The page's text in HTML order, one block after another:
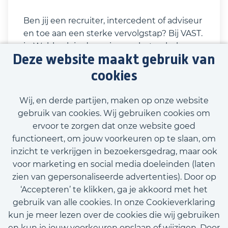
Deze website maakt gebruik van
cookies
Wij, en derde partijen, maken op onze website
gebruik van cookies. Wij gebruiken cookies om
ervoor te zorgen dat onze website goed
functioneert, om jouw voorkeuren op te slaan, om
inzicht te verkrijgen in bezoekersgedrag, maar ook
voor marketing en social media doeleinden (laten
zien van gepersonaliseerde advertenties). Door op
‘Accepteren’ te klikken, ga je akkoord met het
gebruik van alle cookies. In onze Cookieverklaring
kun je meer lezen over de cookies die wij gebruiken
Ben jij een recruiter, intercedent of adviseur
en toe aan een sterke vervolgstap? Bij VAST.
in Wehl pak je de regie over het gehele
proces van de eerste klantvraag tot de
definitieve plaatsing. Je acteert op zowel
volwaardig gesprekspartner op het gebied
van recruitment en sourcing adviseer je
ondernemers en stuur je de operationele
uitvoering van je eigen projecten aan. Hier
combineer je de nuchterheid van een
hecht team van 6 collega’s met de
slagkracht van 13 gespecialiseerde HR-
merken binnen Flexfamily.
Bekijk vacature
Call-to-action bij meer vacatures